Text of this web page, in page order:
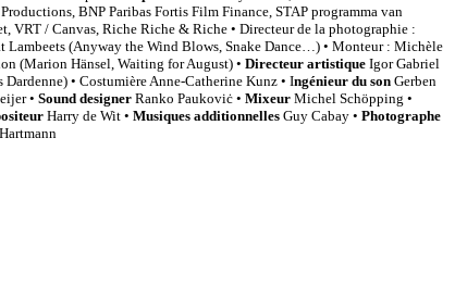
BNP Paribas Fortis Film Finance, STAP programma van
VRT / Canvas, Riche Riche & Riche • Directeur de la photographie :
Lambeets (Anyway the Wind Blows, Snake Dance…) • Monteur : Michèle
(Marion Hänsel, Waiting for August) • Directeur artistiqueIgor Gabriel
Dardenne) • Costumière Anne-Catherine Kunz • Ingénieur du son Gerben
•Sound designer Ranko Paukoviċ •Mixeur Michel Schöpping •
Harry de Wit •Musiques additionnelles Guy Cabay •Photographe